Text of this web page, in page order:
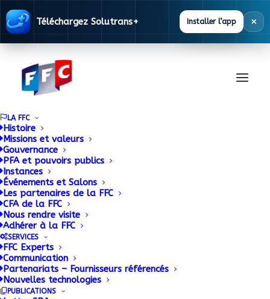
Téléchargez Solutrans+ Installer l’app ×
LA FFC
Histoire
Missions et valeurs
Gouvernance
PFA et pouvoirs publics
Instances
Événements et Salons
Les partenaires de la FFC
CFA de la FFC
Nous rendre visite
Adhérer à la FFC
SERVICES
FFC Experts
Communication
Partenariats – Fournisseurs référencés
Nouvelles technologies
PUBLICATIONS
Documentation
La FFC met à disposition des ses adhérents
une base documentaire alimentée en